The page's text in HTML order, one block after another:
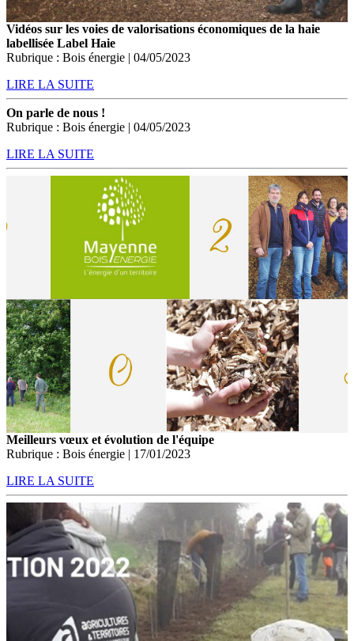
Vidéos sur les voies de valorisations économiques de la haie
labellisée Label Haie
Rubrique : Bois énergie | 04/05/2023
LIRE LA SUITE
On parle de nous !
Rubrique : Bois énergie | 04/05/2023
LIRE LA SUITE
Meilleurs vœux et évolution de l'équipe
Rubrique : Bois énergie | 17/01/2023
LIRE LA SUITE